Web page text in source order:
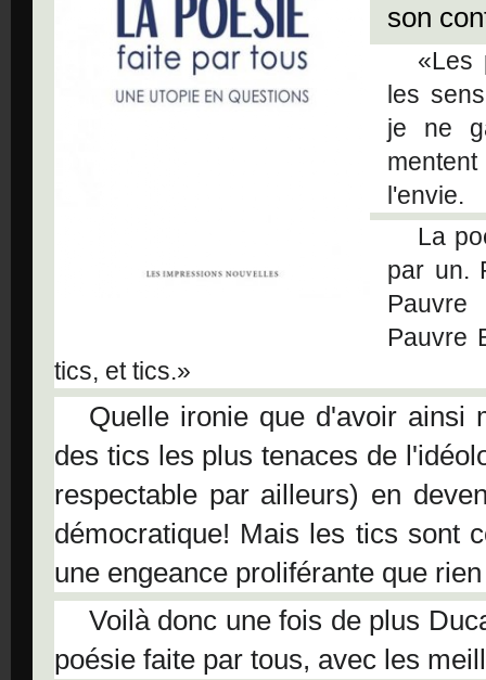
son
«Les
les
je ne
l'envie.
La
par un.
Pauvre
tics, et tics.»
Quelle ironie que d'avoir ainsi
des tics les plus tenaces de
respectable par ailleurs) en
démocratique! Mais les tics sont
une engeance proliférante que
Voilà donc une fois de plus
poésie faite par tous, avec les